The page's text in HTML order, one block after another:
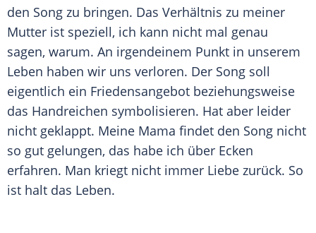
den Song zu bringen. Das Verhältnis zu meiner
Mutter ist speziell, ich kann nicht mal genau
sagen, warum. An irgendeinem Punkt in unserem
Leben haben wir uns verloren. Der Song soll
eigentlich ein Friedensangebot beziehungsweise
das Handreichen symbolisieren. Hat aber leider
nicht geklappt. Meine Mama findet den Song nicht
so gut gelungen, das habe ich über Ecken
erfahren. Man kriegt nicht immer Liebe zurück. So
ist halt das Leben.